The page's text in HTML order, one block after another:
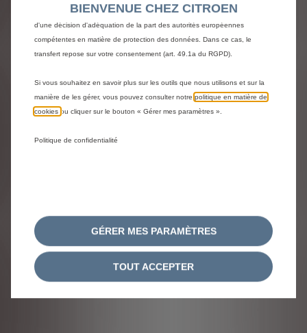
support@shop-citroen.fr
BIENVENUE CHEZ CITROEN
de l'Espace économique européen (EEE) qui ne bénéficient pas encore
d'une décision d'adéquation de la part des autorités européennes
compétentes en matière de protection des données. Dans ce cas, le
transfert repose sur votre consentement (art. 49.1a du RGPD).
Si vous souhaitez en savoir plus sur les outils que nous utilisons et sur la
manière de les gérer, vous pouvez consulter notre politique en matière de
cookies ou cliquer sur le bouton « Gérer mes paramètres ».
Politique de confidentialité
GÉRER MES PARAMÈTRES
TOUT ACCEPTER